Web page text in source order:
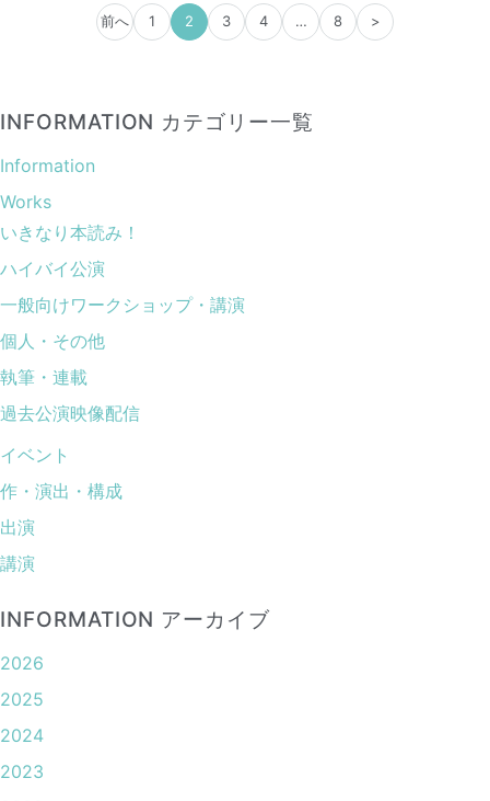
前へ 1 2 3 4 … 8 >
INFORMATION カテゴリー一覧
Information
Works
いきなり本読み！
ハイバイ公演
一般向けワークショップ・講演
個人・その他
執筆・連載
過去公演映像配信
イベント
作・演出・構成
出演
講演
INFORMATION アーカイブ
2026
2025
2024
2023